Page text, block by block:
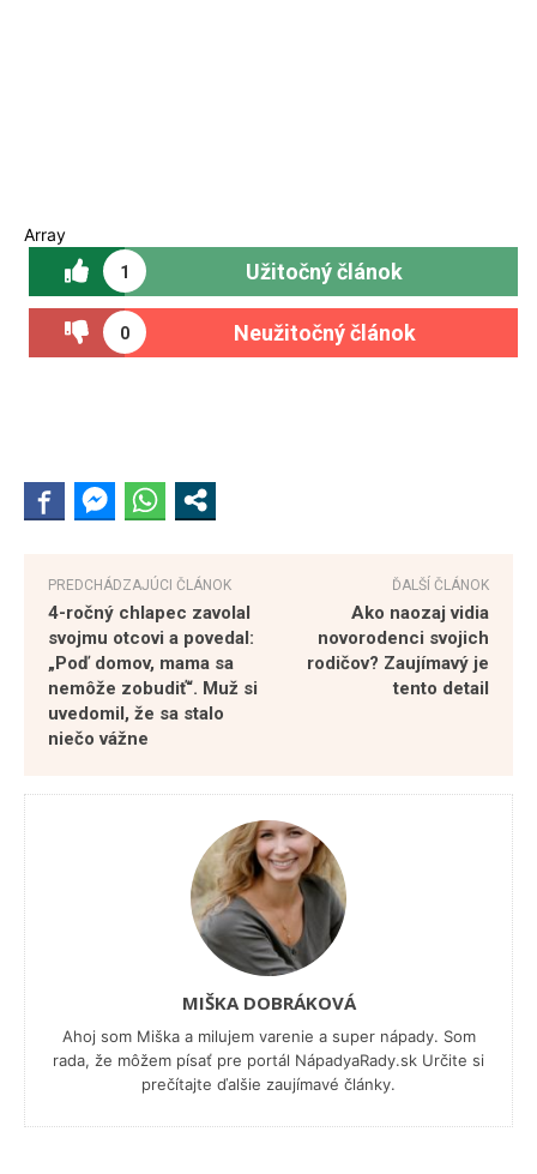
Array
1 Užitočný článok
0 Neužitočný článok
PREDCHÁDZAJÚCI ČLÁNOK
4-ročný chlapec zavolal
svojmu otcovi a povedal:
„Poď domov, mama sa
nemôže zobudiť“. Muž si
uvedomil, že sa stalo
niečo vážne
ĎALŠÍ ČLÁNOK
Ako naozaj vidia
novorodenci svojich
rodičov? Zaujímavý je
tento detail
MIŠKA DOBRÁKOVÁ
Ahoj som Miška a milujem varenie a super nápady. Som
rada, že môžem písať pre portál NápadyaRady.sk Určite si
prečítajte ďalšie zaujímavé články.